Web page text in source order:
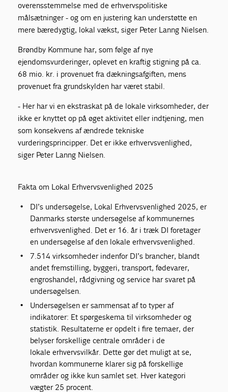
overensstemmelse med de erhvervspolitiske
målsætninger - og om en justering kan understøtte en
mere bæredygtig, lokal vækst, siger Peter Lanng Nielsen.
Brøndby Kommune har, som følge af nye
ejendomsvurderinger, oplevet en kraftig stigning på ca.
68 mio. kr. i provenuet fra dækningsafgiften, mens
provenuet fra grundskylden har været stabil.
- Her har vi en ekstraskat på de lokale virksomheder, der
ikke er knyttet op på øget aktivitet eller indtjening, men
som konsekvens af ændrede tekniske
vurderingsprincipper. Det er ikke erhvervsvenlighed,
siger Peter Lanng Nielsen.
Fakta om Lokal Erhvervsvenlighed 2025
DI’s undersøgelse, Lokal Erhvervsvenlighed 2025, er
Danmarks største undersøgelse af kommunernes
erhvervsvenlighed. Det er 16. år i træk DI foretager
en undersøgelse af den lokale erhvervsvenlighed.
7.514 virksomheder indenfor DI’s brancher, blandt
andet fremstilling, byggeri, transport, fødevarer,
engroshandel, rådgivning og service har svaret på
undersøgelsen.
Undersøgelsen er sammensat af to typer af
indikatorer: Et spørgeskema til virksomheder og
statistik. Resultaterne er opdelt i fire temaer, der
belyser forskellige centrale områder i de
lokale erhvervsvilkår. Dette gør det muligt at se,
hvordan kommunerne klarer sig på forskellige
områder og ikke kun samlet set. Hver kategori
vægter 25 procent.